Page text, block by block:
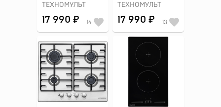
ТЕХНОМУЛЬТ
17 990 ₽ 13
ТЕХНОМУЛЬТ
17 990 ₽ 14